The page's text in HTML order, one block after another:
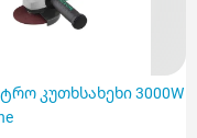
კუთხსახეხი 3000W